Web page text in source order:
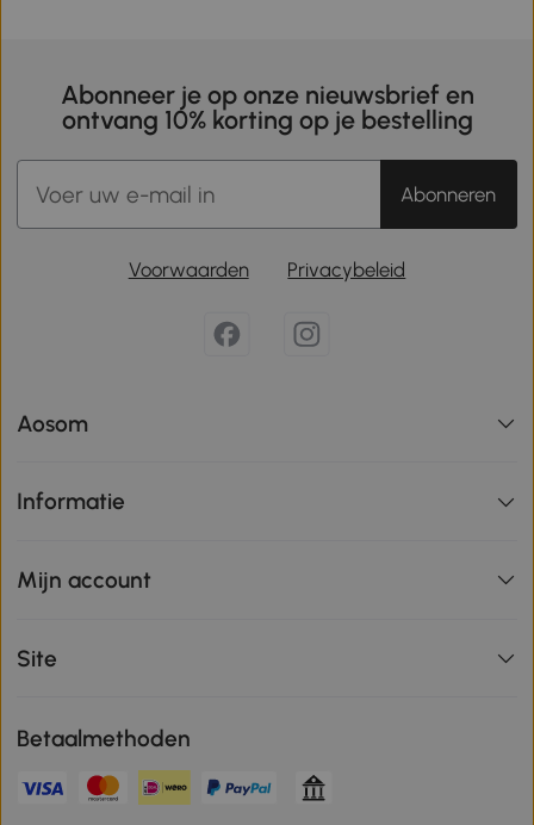
Abonneer je op onze nieuwsbrief en
ontvang 10% korting op je bestelling
Abonneren
Voorwaarden Privacybeleid
Aosom
Informatie
Mijn account
Site
Betaalmethoden